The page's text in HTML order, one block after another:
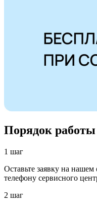
Порядок работы
1 шаг
Оставьте заявку на
телефону сервисного
2 шаг